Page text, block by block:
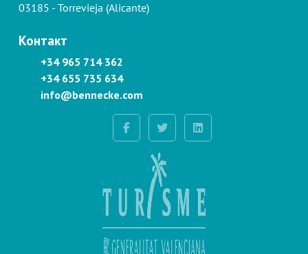
03185 - Torrevieja (Alicante)
Контакт
+34 965 714 362
+34 655 735 634
info@bennecke.com